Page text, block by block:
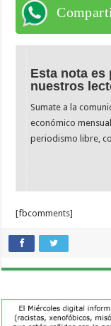
Esta nota es
nuestros
Sumate a la
económico
periodismo libre,
[fbcomments]